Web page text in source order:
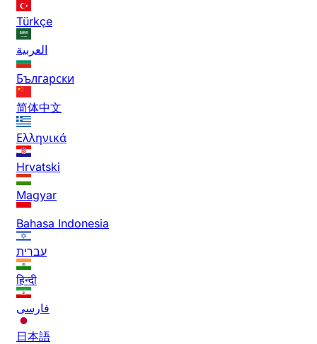
Türkçe
العربية
Български
简体中文
Ελληνικά
Hrvatski
Magyar
Bahasa Indonesia
עברית
हिन्दी
فارسی
日本語